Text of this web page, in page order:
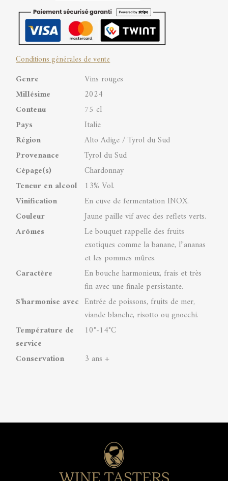
Alto
Adige
DOC
quantity
Conditions générales de vente
Genre
Vins rouges
Millésime
2024
Contenu
75 cl
Pays
Italie
Région
Alto Adige / Tyrol du Sud
Provenance
Tyrol du Sud
Cépage(s)
Chardonnay
Teneur en alcool
13% Vol.
Vinification
En cuve de fermentation INOX.
Couleur
Jaune paille vif avec des reflets verts.
Arômes
Le bouquet rappelle des fruits
exotiques comme la banane, l’'ananas
et les pommes mûres.
Caractère
En bouche harmonieux, frais et très
fin avec une finale persistante.
S'harmonise avec Entrée de poissons, fruits de mer,
viande blanche, risotto ou gnocchi.
Température de
service
10°-14°C
Conservation
3 ans +